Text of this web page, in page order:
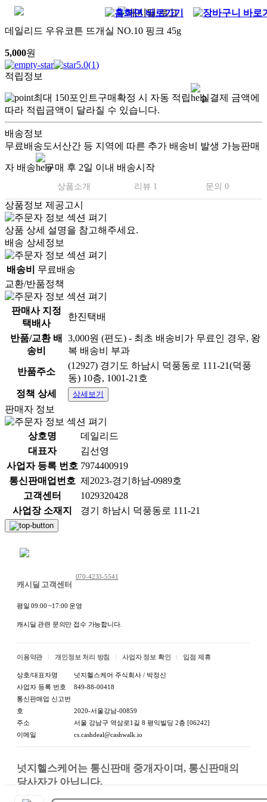
데일리드 우유코튼 뜨개실 NO.10 핑크 45g
5,000원
5.0(1)
적립정보
최대 150포인트구매확정 시 자동 적립
실결제 금액에
따라 적립금액이 달라질 수 있습니다.
배송정보
무료배송도서산간 등 지역에 따른 추가 배송비 발생 가능판매
자 배송 구매 후 2일 이내 배송시작
상품소개 리뷰 1 문의 0
상품정보 제공고시
상품 상세 설명을 참고해주세요.
배송 상세정보
배송비
무료배송
교환/반품정책
판매사 지정
택배사
한진택배
반품/교환 배
송비
3,000원 (편도) - 최초 배송비가 무료인 경우, 왕
복 배송비 부과
반품주소
(12927) 경기도 하남시 덕풍동로 111-21(덕풍
동) 10층, 1001-21호
정책 상세
상세보기
판매자 정보
상호명
데일리드
대표자
김선영
사업자 등록 번호 7974400919
통신판매업번호 제2023-경기하남-0989호
고객센터
1029320428
사업장 소재지
경기 하남시 덕풍동로 111-21
캐시딜 고객센터
070-4233-5541
평일 09:00 ~17:00 운영
캐시딜 관련 문의만 접수 가능합니다.
이용약관 개인정보 처리 방침 사업자 정보 확인 입점 제휴
상호/대표자명
넛지헬스케어 주식회사 / 박정신
사업자 등록 번호
849-88-00418
통신판매업 신고번
호
2020-서울강남-00859
주소
서울 강남구 역삼로1길 8 평익빌딩 2층 [06242]
이메일
cs.cashdeal@cashwalk.io
넛지헬스케어는 통신판매 중개자이며, 통신판매의
당사자가 아닙니다.
상품, 상품정보, 거래에 관한 의무와 책임은 판매자에